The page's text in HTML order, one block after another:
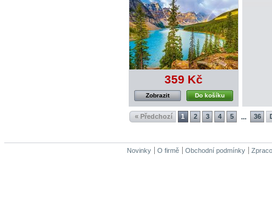
359 Kč
Do košíku
Zobrazit
« Předchozí 1 2 3 4 5 ... 36
Novinky O firmě Obchodní podmínky